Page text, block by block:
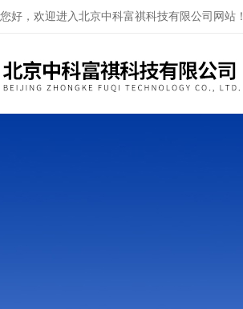
您好，欢迎进入北京中科富祺科技有限公司网站！